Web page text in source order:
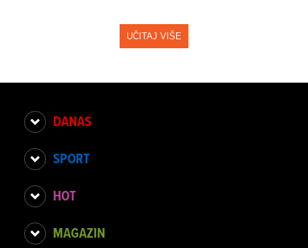
UČITAJ VIŠE
DANAS
SPORT
HOT
MAGAZIN